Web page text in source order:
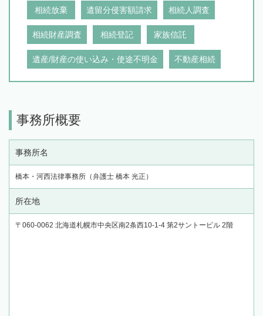
相続放棄 遺留分侵害額請求 相続人調査
相続財産調査 相続登記 家族信託
遺産/財産の使い込み・使途不明金 不動産相続
事務所概要
事務所名
橋本・河西法律事務所（弁護士 橋本 光正）
所在地
〒060-0062 北海道札幌市中央区南2条西10-1-4 第2サントービル 2階